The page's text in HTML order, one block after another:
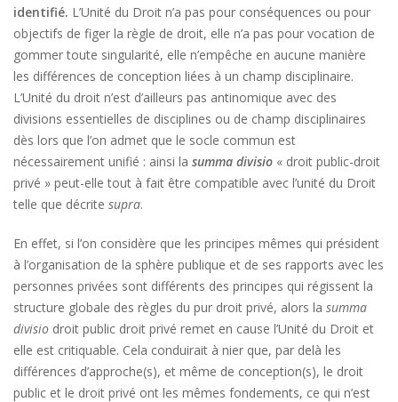
identifié. L’Unité du Droit n’a pas pour conséquences ou pour
objectifs de figer la règle de droit, elle n’a pas pour vocation de
gommer toute singularité, elle n’empêche en aucune manière
les différences de conception liées à un champ disciplinaire.
L’Unité du droit n’est d’ailleurs pas antinomique avec des
divisions essentielles de disciplines ou de champ disciplinaires
dès lors que l’on admet que le socle commun est
nécessairement unifié : ainsi la summa divisio « droit public-droit
privé » peut-elle tout à fait être compatible avec l’unité du Droit
telle que décrite supra.
En effet, si l’on considère que les principes mêmes qui président
à l’organisation de la sphère publique et de ses rapports avec les
personnes privées sont différents des principes qui régissent la
structure globale des règles du pur droit privé, alors la summa
divisio droit public droit privé remet en cause l’Unité du Droit et
elle est critiquable. Cela conduirait à nier que, par delà les
différences d’approche(s), et même de conception(s), le droit
public et le droit privé ont les mêmes fondements, ce qui n’est